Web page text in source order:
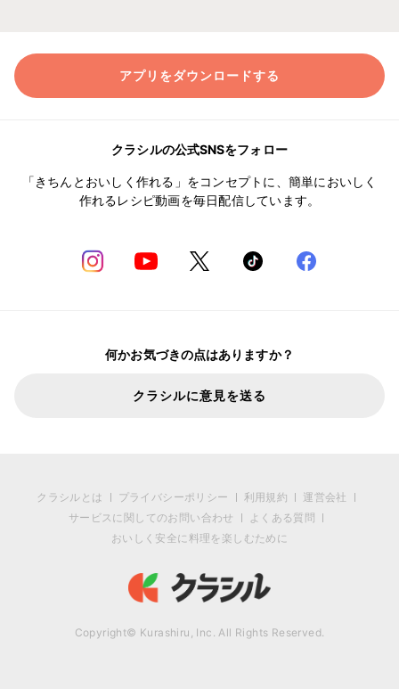
アプリをダウンロードする
クラシルの公式SNSをフォロー
「きちんとおいしく作れる」をコンセプトに、簡単においしく
作れるレシピ動画を毎日配信しています。
何かお気づきの点はありますか？
クラシルに意見を送る
クラシルとは プライバシーポリシー 利用規約
運営会社
サービスに関してのお問い合わせ
よくある質問
おいしく安全に料理を楽しむために
Copyright© Kurashiru, Inc. All Rights Reserved.